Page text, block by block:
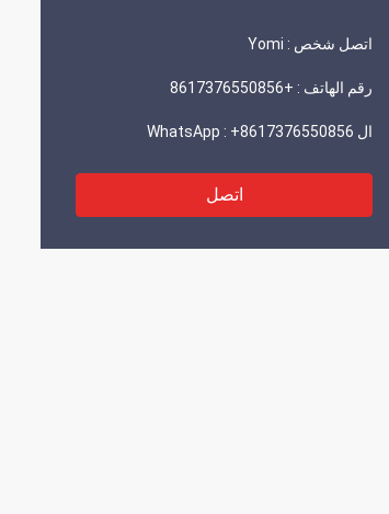
اتصل شخص : Yomi
رقم الهاتف : +8617376550856
ال WhatsApp : +8617376550856
اتصل